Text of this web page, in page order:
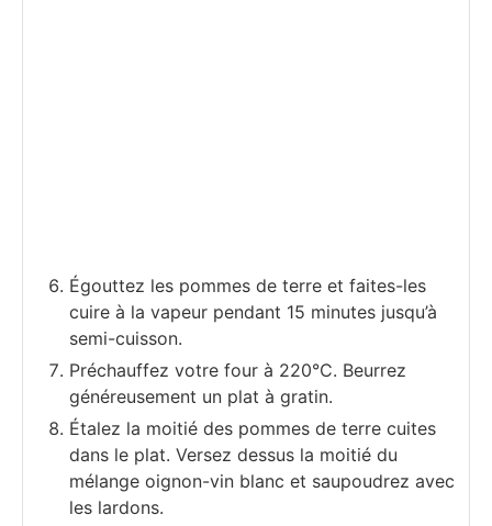
Égouttez les pommes de terre et faites-les
cuire à la vapeur pendant 15 minutes jusqu’à
semi-cuisson.
Préchauffez votre four à 220°C. Beurrez
généreusement un plat à gratin.
Étalez la moitié des pommes de terre cuites
dans le plat. Versez dessus la moitié du
mélange oignon-vin blanc et saupoudrez avec
les lardons.